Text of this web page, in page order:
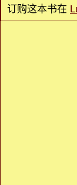
订购这本书在